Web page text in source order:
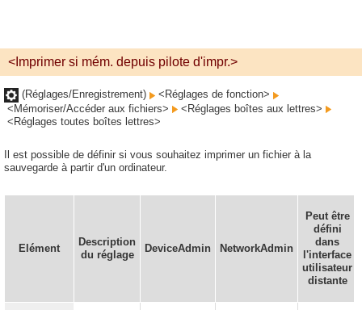
<Imprimer si mém. depuis pilote d'impr.>
(Réglages/Enregistrement)
<Réglages de fonction>
<Mémoriser/Accéder aux fichiers>
<Réglages boîtes aux lettres>
<Réglages toutes boîtes lettres>
Il est possible de définir si vous souhaitez imprimer un fichier à la
sauvegarde à partir d'un ordinateur.
Elément
Description
du réglage
DeviceAdmin NetworkAdmin
Peut être
défini
dans
l'interface
utilisateur
distante